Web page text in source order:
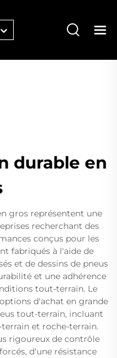
durable en
gros représentent une
recherchant des
conçus pour les
fabriqués à l'aide de
et de dessins de pneus
et une adhérence
tout-terrain. Le
d'achat en grande
tout-terrain, incluant
et roche-terrain.
rigoureux de contrôle
d'une résistance